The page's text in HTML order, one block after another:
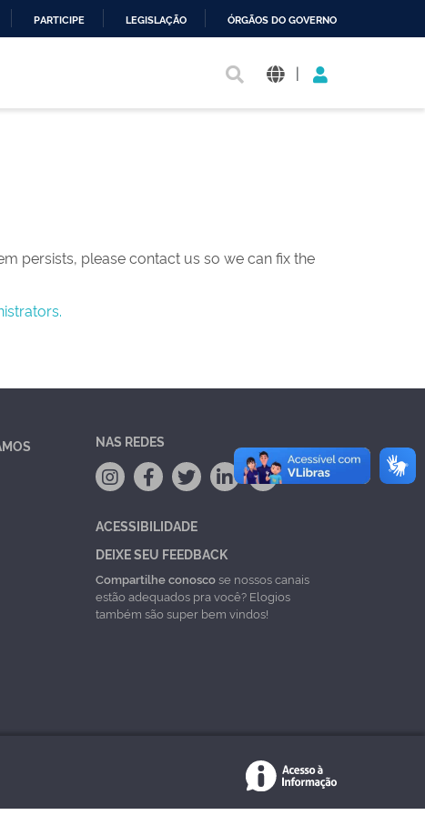
PARTICIPE LEGISLAÇÃO ÓRGÃOS DO GOVERNO
|
persists, please contact us so we can fix the
NAS REDES
ACESSIBILIDADE
DEIXE SEU FEEDBACK
Compartilhe conoscose nossos canais
estão adequados pra você? Elogios
também são super bem vindos!